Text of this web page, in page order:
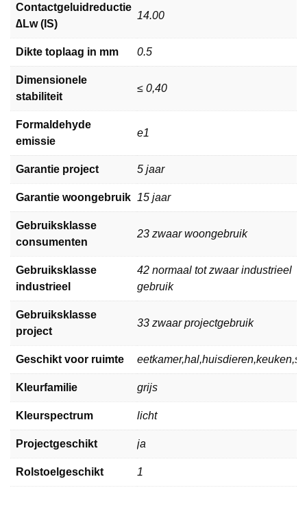
Contactgeluidreductie
∆Lw (IS)
14.00
Dikte toplaag in mm 0.5
Dimensionele
stabiliteit
≤ 0,40
Formaldehyde
emissie
e1
Garantie project 5 jaar
Garantie woongebruik 15 jaar
Gebruiksklasse
consumenten
23 zwaar woongebruik
Gebruiksklasse
industrieel
42 normaal tot zwaar industrieel
gebruik
Gebruiksklasse
project
33 zwaar projectgebruik
Geschikt voor ruimte
Kleurfamilie grijs
Kleurspectrum licht
Projectgeschikt ja
Rolstoelgeschikt 1